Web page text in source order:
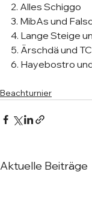
2. Alles Schiggo
3. MibAs und
4. Lange Steige
5. Ärschdä und
6. Hayebostro
Beachturnier
Aktuelle Beiträge